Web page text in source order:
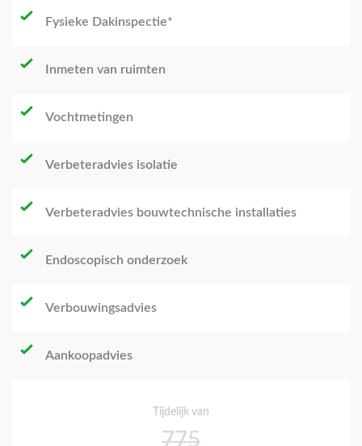
Fysieke Dakinspectie*
Inmeten van ruimten
Vochtmetingen
Verbeteradvies isolatie
Verbeteradvies bouwtechnische installaties
Endoscopisch onderzoek
Verbouwingsadvies
Aankoopadvies
Tijdelijk van
775